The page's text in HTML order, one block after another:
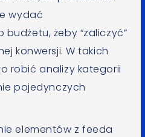
wydać
żeby “zaliczyć”
konwersji. W takich
robić analizy kategorii
pojedynczych
elementów z feeda